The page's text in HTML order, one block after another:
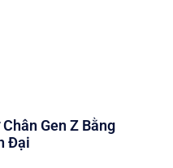
Gen Z Bằng
Đại